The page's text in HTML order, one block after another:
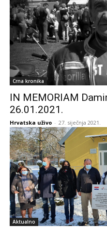
Crna kronika
IN MEMORIAM
26.01.2021.
Hrvatska uživo - 27. siječnja 2021.
Aktualno